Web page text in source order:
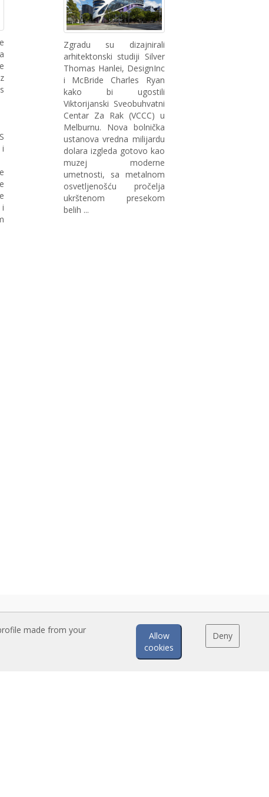
Zgradu su dizajnirali
arhitektonski studiji Silver
Thomas Hanlei, DesignInc
i McBride Charles Ryan
kako bi ugostili
Viktorijanski Sveobuhvatni
Centar Za Rak (VCCC) u
Melburnu. Nova bolnička
ustanova vredna milijardu
dolara izgleda gotovo kao
muzej moderne
umetnosti, sa metalnom
osvetljenošću pročelja
ukrštenom presekom
belih ...
made from your
Allow
cookies
Deny